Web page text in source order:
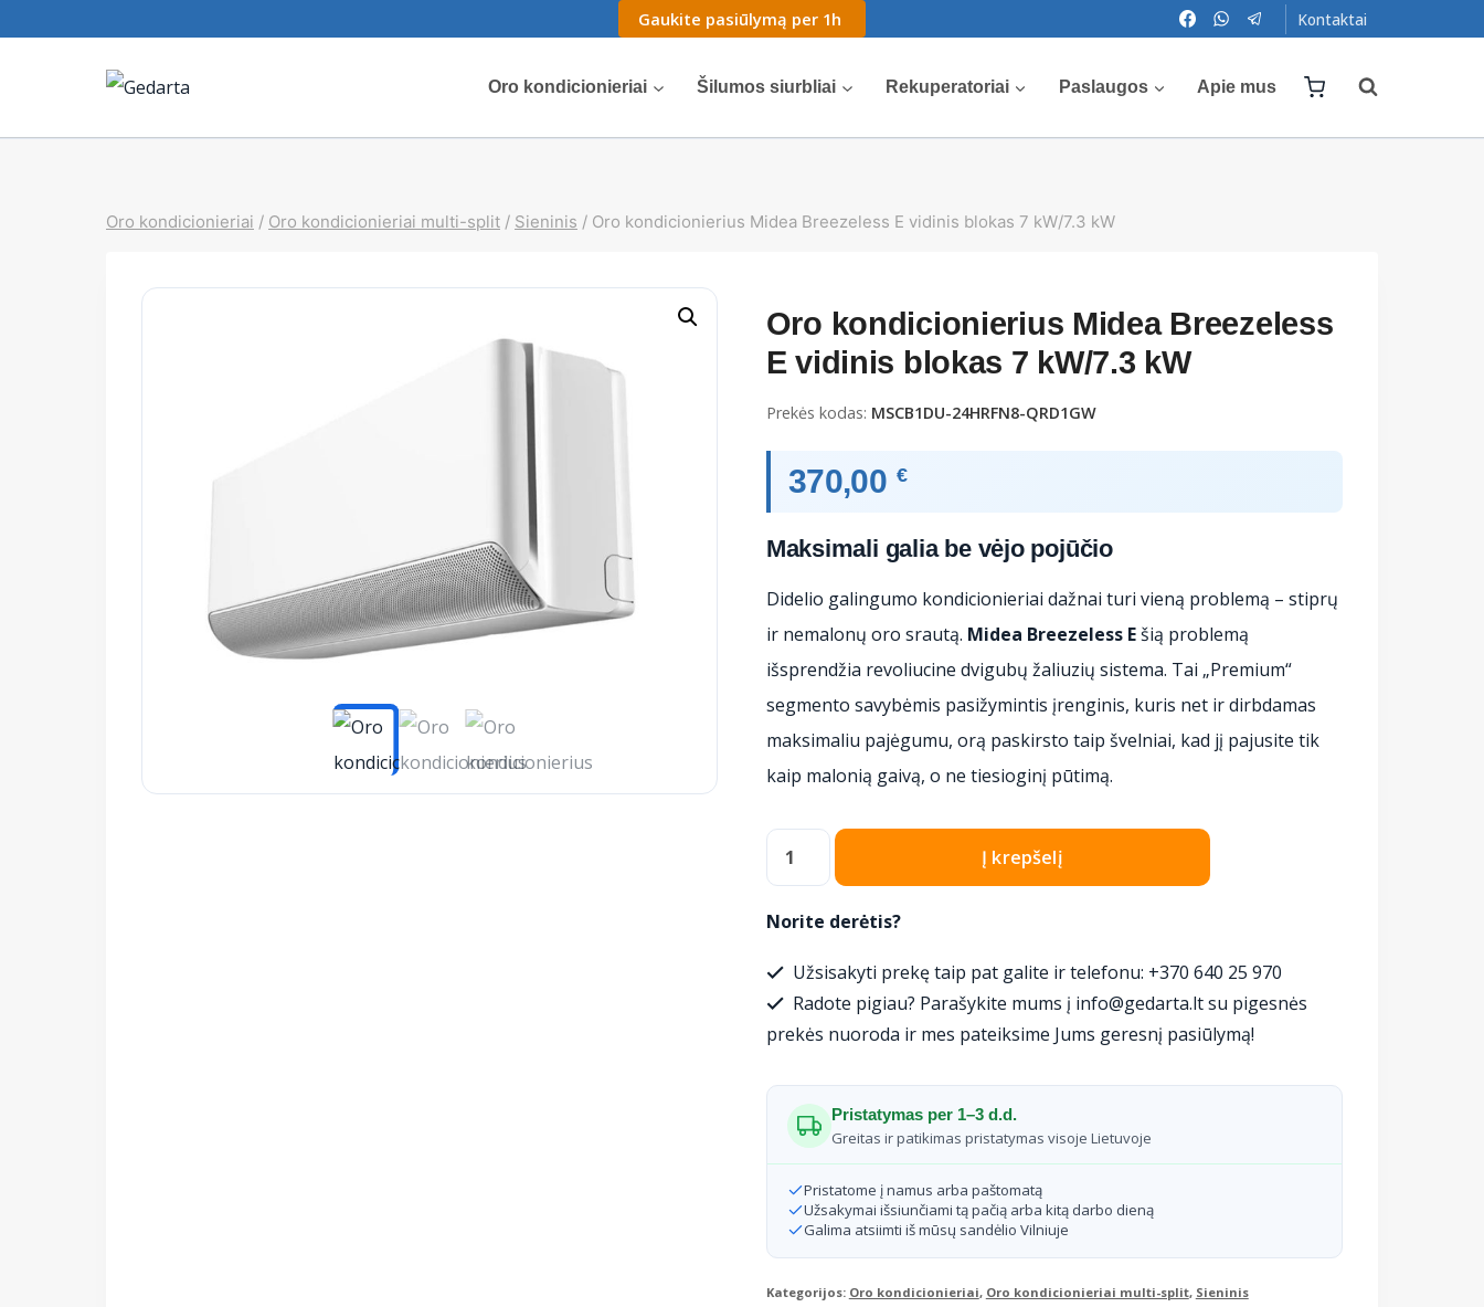
Gaukite pasiūlymą per 1h Kontaktai
Oro kondicionieriai Šilumos siurbliai Rekuperatoriai Paslaugos Apie mus
Oro kondicionieriai / Oro kondicionieriai multi-split / Sieninis / Oro kondicionierius Midea Breezeless E vidinis blokas 7 kW/7.3 kW
Oro kondicionierius Midea Breezeless
E vidinis blokas 7 kW/7.3 kW
Prekės kodas: MSCB1DU-24HRFN8-QRD1GW
370,00 €
Maksimali galia be vėjo pojūčio
Didelio galingumo kondicionieriai dažnai turi vieną problemą – stiprų
ir nemalonų oro srautą. Midea Breezeless Ešią problemą
išsprendžia revoliucine dvigubų žaliuzių sistema. Tai „Premium“
segmento savybėmis pasižymintis įrenginis, kuris net ir dirbdamas
maksimaliu pajėgumu, orą paskirsto taip švelniai, kad jį pajusite tik
kaip malonią gaivą, o ne tiesioginį pūtimą.
produkto
kiekis:
Oro
Midea
Breezeless
vidinis
blokas
7
kW/7.3
kW
Į krepšelį
Norite derėtis?
Užsisakyti prekę taip pat galite ir telefonu: +370 640 25 970
Radote pigiau? Parašykite mums į info@gedarta.lt su pigesnės
prekės nuoroda ir mes pateiksime Jums geresnį pasiūlymą!
Pristatymas per 1–3 d.d.
Greitas ir patikimas pristatymas visoje Lietuvoje
Pristatome į namus arba paštomatą
Užsakymai išsiunčiami tą pačią arba kitą darbo dieną
Galima atsiimti iš mūsų sandėlio Vilniuje
Kategorijos: Oro kondicionieriai, Oro kondicionieriai multi-split, Sieninis